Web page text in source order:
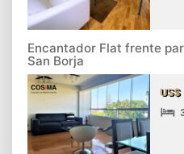
Encantador Flat frente
San Borja
US$